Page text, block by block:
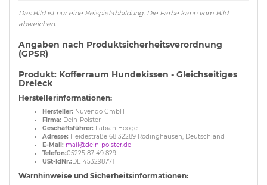
Das Bild ist nur eine Beispielabbildung. Die Farbe kann vom Bild
abweichen.
Angaben nach Produktsicherheitsverordnung
(GPSR)
Produkt: Kofferraum Hundekissen - Gleichseitiges
Dreieck
Herstellerinformationen:
Hersteller: Nuvendo GmbH
Firma: Dein-Polster
Geschäftsführer: Fabian Hooge
Adresse: Heidestraße 68 32289 Rödinghausen, Deutschland
E-Mail: mail@dein-polster.de
Telefon:05225 87 49 829
USt-IdNr.: DE 453298771
Warnhinweise und Sicherheitsinformationen: